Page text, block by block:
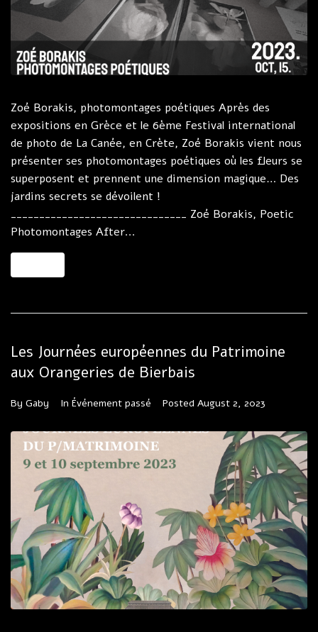
Zoé Borakis, photomontages poétiques Après des
expositions en Grèce et le 6ème Festival international
de photo de La Canée, en Crète, Zoé Borakis vient nous
présenter ses photomontages poétiques où les fleurs se
superposent et prennent une dimension magique… Des
jardins secrets se dévoilent !
_______________________________ Zoé Borakis, Poetic
Photomontages After...
Les Journées européennes du Patrimoine
aux Orangeries de Bierbais
By Gaby In Événement passé Posted August 2, 2023